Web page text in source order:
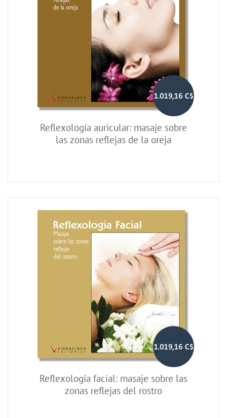
1.019,16 C$
Reflexología auricular: masaje sobre
las zonas reflejas de la oreja
1.019,16 C$
Reflexología facial: masaje sobre las
zonas reflejas del rostro